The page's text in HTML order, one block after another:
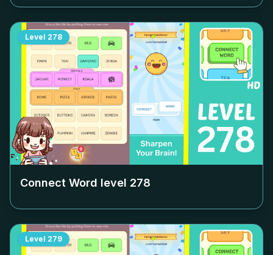
Level 278
Connect Word level 278
Level 279